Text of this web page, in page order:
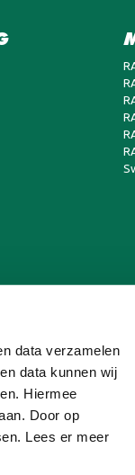
data verzamelen
data kunnen wij
Hiermee
Door op
Lees er meer